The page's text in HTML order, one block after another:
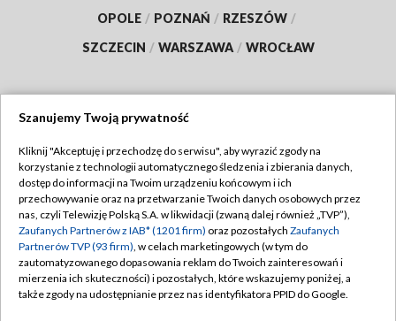
OPOLE / POZNAŃ / RZESZÓW /
SZCZECIN / WARSZAWA / WROCŁAW
TVP
Abonament TVP
Emisja w TVP
Centrum informacji TVP
Naziemna Telewizja Cyfrowa
Regulamin TVP
Polityka prywatności
Moje zgody
Pomoc
Szanujemy Twoją prywatność
Kliknij "Akceptuję i przechodzę do serwisu", aby wyrazić zgody na
korzystanie z technologii automatycznego śledzenia i zbierania danych,
dostęp do informacji na Twoim urządzeniu końcowym i ich
przechowywanie oraz na przetwarzanie Twoich danych osobowych przez
nas, czyli Telewizję Polską S.A. w likwidacji (zwaną dalej również „TVP”),
Zaufanych Partnerów z IAB* (1201 firm) oraz pozostałych Zaufanych
Partnerów TVP (93 firm), w celach marketingowych (w tym do
zautomatyzowanego dopasowania reklam do Twoich zainteresowań i
mierzenia ich skuteczności) i pozostałych, które wskazujemy poniżej, a
także zgody na udostępnianie przez nas identyfikatora PPID do Google.